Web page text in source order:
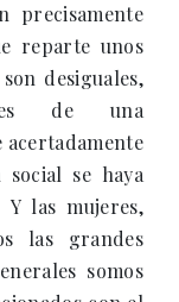
precisamente
reparte unos
desiguales,
de una
acertadamente
se haya
las mujeres,
las grandes
somos